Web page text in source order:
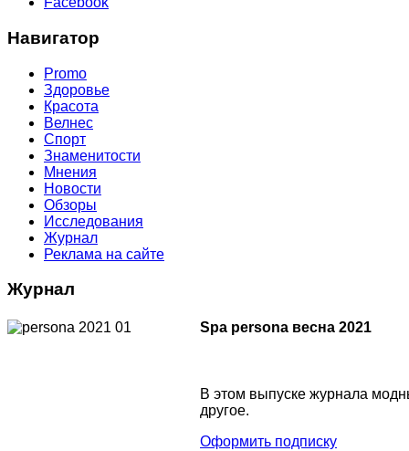
Навигатор
Promo
Здоровье
Красота
Велнес
Спорт
Знаменитости
Мнения
Новости
Обзоры
Исследования
Журнал
Реклама на сайте
Журнал
Spa persona весна 2021
В этом выпуске журнала
другое.
Оформить подписку